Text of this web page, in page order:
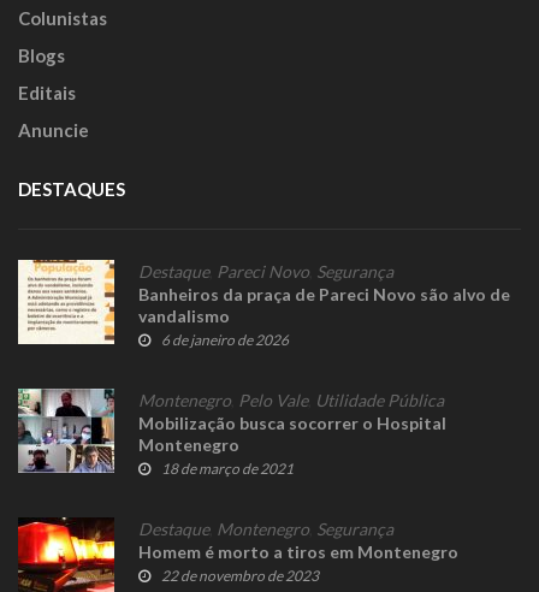
Colunistas
Blogs
Editais
Anuncie
DESTAQUES
Destaque, Pareci Novo Segurança
Banheiros da praça de Pareci Novo são alvo de
vandalismo
6 de janeiro de 2026
Montenegro Pelo Vale, Utilidade Pública
Mobilização busca socorrer o Hospital
Montenegro
18 de março de 2021
Destaque, Montenegro Segurança
Homem é morto a tiros em Montenegro
22 de novembro de 2023